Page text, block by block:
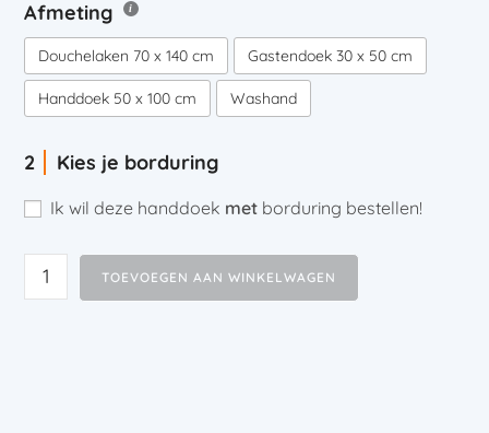
Afmeting
Douchelaken 70 x 140 cm Gastendoek 30 x 50 cm
Handdoek 50 x 100 cm Washand
Kies je borduring
Ik wil deze handdoek met borduring bestellen!
TOEVOEGEN AAN WINKELWAGEN